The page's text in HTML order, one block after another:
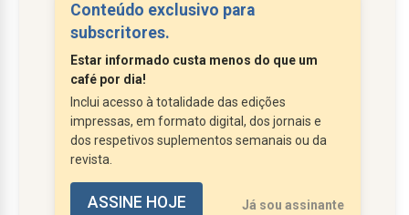
económicas mais decisivas do turismo
surpreendentemente subavaliada: a
compra por impulso.
Grande parte da rentabilidade real dos
destinos não acontece no momento da
reserva da viagem,...
Conteúdo exclusivo para
subscritores.
Estar informado custa menos do que um
café por dia!
Inclui acesso à totalidade das edições
impressas, em formato digital, dos jornais e
dos respetivos suplementos semanais ou da
revista.
ASSINE HOJE Já sou assinante